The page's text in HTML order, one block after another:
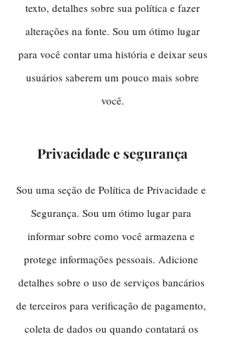
texto, detalhes sobre sua política e fazer
alterações na fonte. Sou um ótimo lugar
para você contar uma história e deixar seus
usuários saberem um pouco mais sobre
você.
Privacidade e segurança
Sou uma seção de Política de Privacidade e
Segurança. Sou um ótimo lugar para
informar sobre como você armazena e
protege informações pessoais. Adicione
detalhes sobre o uso de serviços bancários
de terceiros para verificação de pagamento,
coleta de dados ou quando contatará os